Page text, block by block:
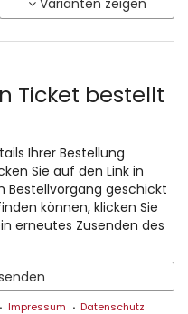
Ticket bestellt
Ihrer Bestellung
Sie auf den Link in
Bestellvorgang geschickt
können, klicken Sie
erneutes Zusenden des
Impressum
Datenschutz